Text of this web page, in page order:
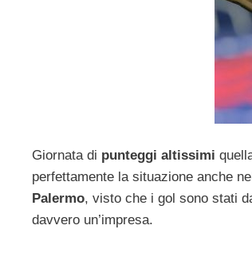
Giornata di punteggi altissimi
perfettamente la situazione anche
Palermo, visto che i gol sono stati
davvero un’impresa.